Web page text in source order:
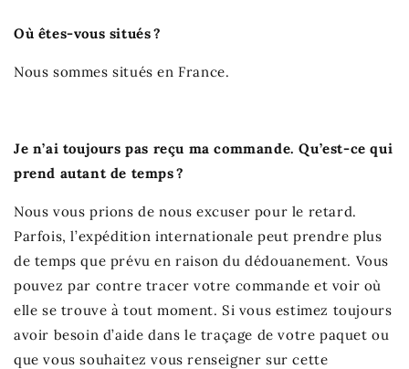
Où êtes-vous situés ?
Nous sommes situés en France.
Je n’ai toujours pas reçu ma commande. Qu’est-ce qui
prend autant de temps ?
Nous vous prions de nous excuser pour le retard.
Parfois, l’expédition internationale peut prendre plus
de temps que prévu en raison du dédouanement. Vous
pouvez par contre tracer votre commande et voir où
elle se trouve à tout moment. Si vous estimez toujours
avoir besoin d’aide dans le traçage de votre paquet ou
que vous souhaitez vous renseigner sur cette